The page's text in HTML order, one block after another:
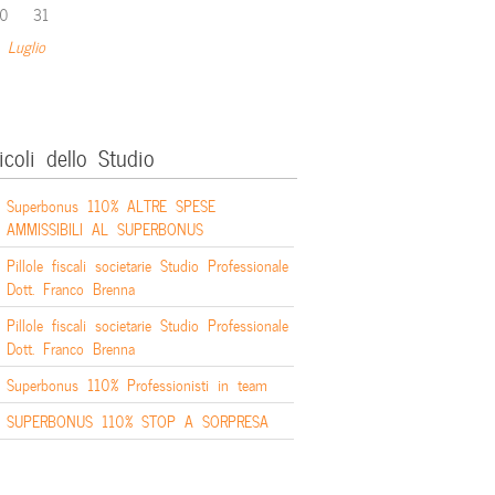
31
dello Studio
Superbonus 110% ALTRE SPESE
AMMISSIBILI AL SUPERBONUS
Pillole fiscali societarie Studio Professionale
Dott. Franco Brenna
Pillole fiscali societarie Studio Professionale
Dott. Franco Brenna
Superbonus 110% Professionisti in team
SUPERBONUS 110% STOP A SORPRESA